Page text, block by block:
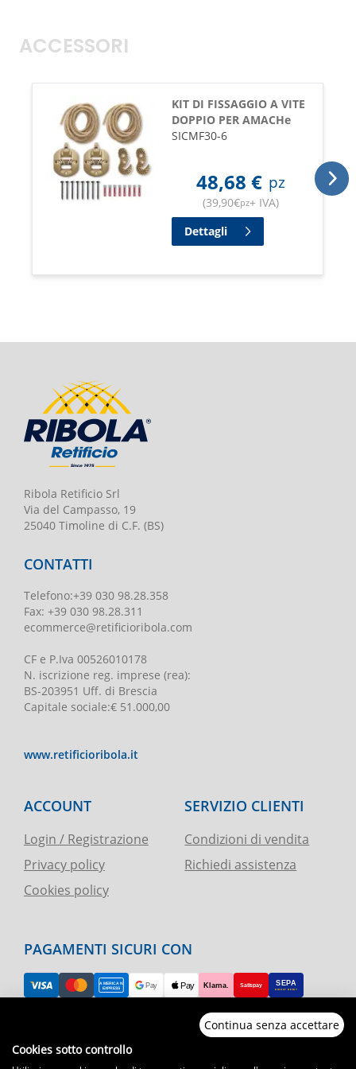
ACCESSORI
KIT DI FISSAGGIO A VITE
DOPPIO PER AMACHe
SICMF30-6
48,68 € pz
(39,90€pz+ IVA)
Dettagli
Ribola Retificio Srl
Via del Campasso, 19
25040 Timoline di C.F. (BS)
CONTATTI
Telefono:+39 030 98.28.358
Fax: +39 030 98.28.311
ecommerce@retificioribola.com
CF e P.Iva 00526010178
N. iscrizione reg. imprese (rea):
BS-203951 Uff. di Brescia
Capitale sociale:€ 51.000,00
www.retificioribola.it
ACCOUNT
Login / Registrazione
Privacy policy
Cookies policy
SERVIZIO CLIENTI
Condizioni di vendita
Richiedi assistenza
PAGAMENTI SICURI CON
RESO FACILE
Continua senza accettare
Cookies sotto controllo